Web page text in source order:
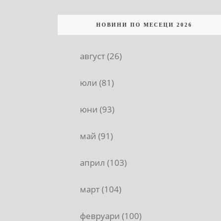
НОВИНИ ПО МЕСЕЦИ 2026
август (26)
юли (81)
юни (93)
май (91)
април (103)
март (104)
февруари (100)